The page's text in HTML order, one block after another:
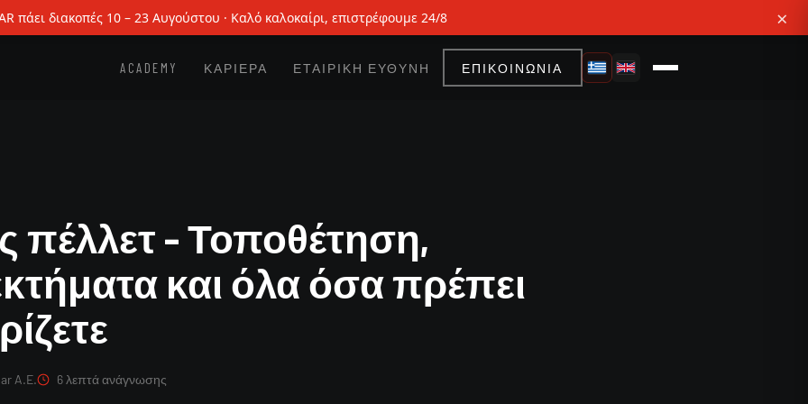
ACADEMY ΚΑΡΙΕΡΑ ΕΤΑΙΡΙΚΗ ΕΥΘΥΝΗ ΕΠΙΚΟΙΝΩΝΙΑ
πάει διακοπές 10 – 23 Αυγούστου · Καλό καλοκαίρι, επιστρέφουμε 24/8 ×
πέλλετ – Τοποθέτηση,
και όλα όσα πρέπει
A.E. 6 λεπτά ανάγνωσης